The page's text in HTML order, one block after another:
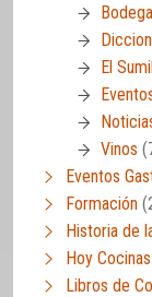
El
Vinos
Eventos
Formación
Historia de
Hoy
Libros de